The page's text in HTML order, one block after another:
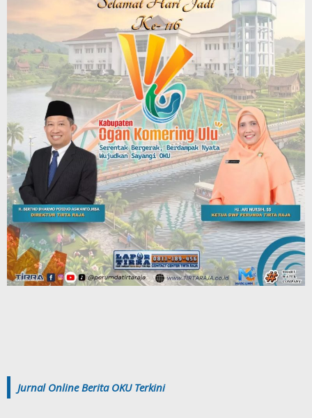
Jurnal Online Berita OKU Terkini